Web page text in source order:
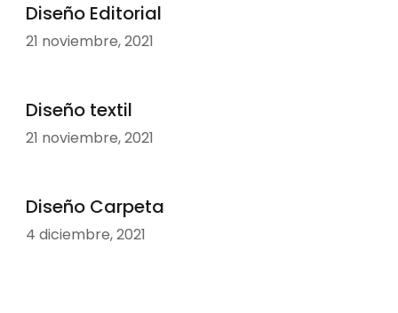
Diseño Editorial
21 noviembre, 2021
Diseño textil
21 noviembre, 2021
Diseño Carpeta
4 diciembre, 2021